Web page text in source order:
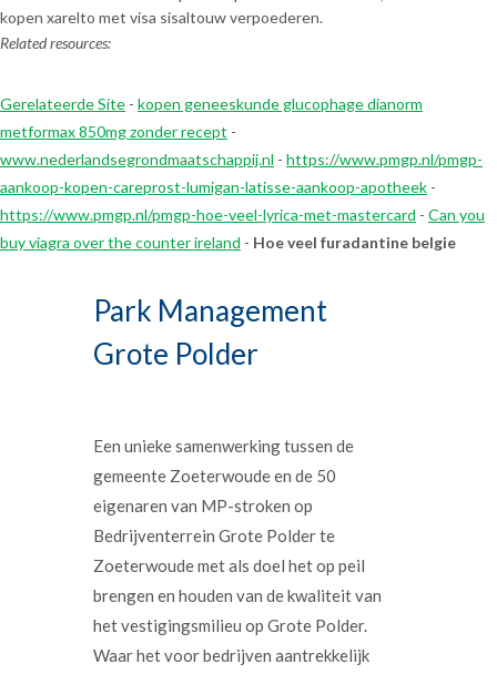
kopen xarelto met visa sisaltouw verpoederen.
Related resources:
Gerelateerde Site - kopen geneeskunde glucophage dianorm
metformax 850mg zonder recept -
www.nederlandsegrondmaatschappij.nl - https://www.pmgp.nl/pmgp-
aankoop-kopen-careprost-lumigan-latisse-aankoop-apotheek -
https://www.pmgp.nl/pmgp-hoe-veel-lyrica-met-mastercard - Can you
buy viagra over the counter ireland - Hoe veel furadantine belgie
Park Management
Grote Polder
Een unieke samenwerking tussen de
gemeente Zoeterwoude en de 50
eigenaren van MP-stroken op
Bedrijventerrein Grote Polder te
Zoeterwoude met als doel het op peil
brengen en houden van de kwaliteit van
het vestigingsmilieu op Grote Polder.
Waar het voor bedrijven aantrekkelijk